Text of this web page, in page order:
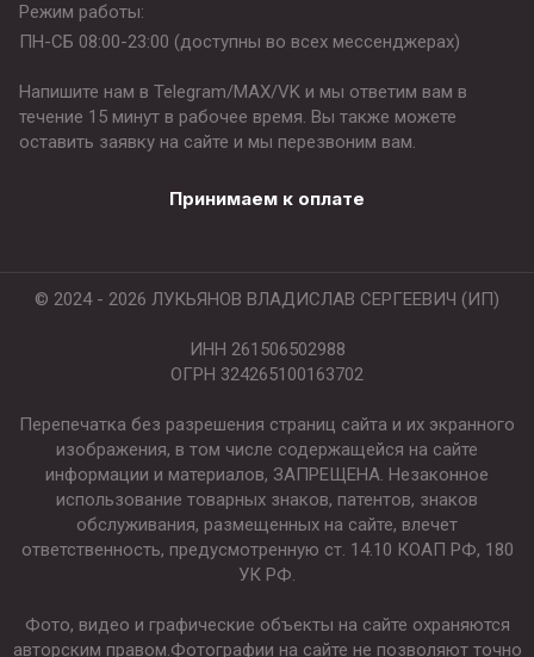
Режим работы:
ПН-СБ 08:00-23:00 (доступны во всех мессенджерах)
Напишите нам в Telegram/MAX/VK и мы ответим вам в
течение 15 минут в рабочее время. Вы также можете
оставить заявку на сайте и мы перезвоним вам.
Принимаем к оплате
© 2024 - 2026 ЛУКЬЯНОВ ВЛАДИСЛАВ СЕРГЕЕВИЧ (ИП)
ИНН 261506502988
ОГРН 324265100163702
Перепечатка без разрешения страниц сайта и их экранного
изображения, в том числе содержащейся на сайте
информации и материалов, ЗАПРЕЩЕНА. Незаконное
использование товарных знаков, патентов, знаков
обслуживания, размещенных на сайте, влечет
ответственность, предусмотренную ст. 14.10 КОАП РФ, 180
УК РФ.
Фото, видео и графические объекты на сайте охраняются
авторским правом.Фотографии на сайте не позволяют точно